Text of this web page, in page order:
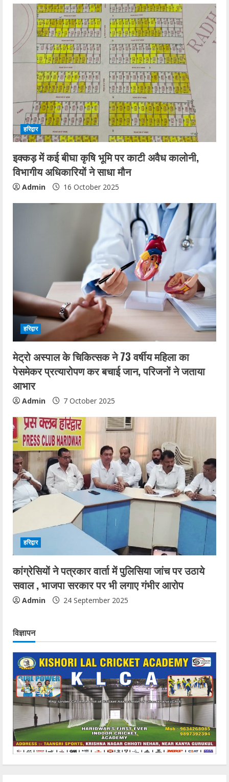
हरिद्वार
इक्कड़ में कई बीघा कृषि भूमि पर काटी अवैध कालोनी,
विभागीय अधिकारियों ने साधा मौन
Admin 16 October 2025
हरिद्वार
मेट्रो अस्पाल के चिकित्सक ने 73 वर्षीय महिला का
पेसमेकर प्रत्यारोपण कर बचाई जान, परिजनों ने जताया
आभार
Admin 7 October 2025
हरिद्वार
कांग्रेसियों ने पत्रकार वार्ता में पुलिसिया जांच पर उठाये
सवाल , भाजपा सरकार पर भी लगाए गंभीर आरोप
Admin 24 September 2025
विज्ञापन